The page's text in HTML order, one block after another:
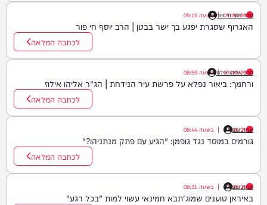
הרב יוסף חי פור
07/08/26
| בשעה 09:15
האגרוף שסגרת יפגע בך ישר בבטן | הרב יוסף חי פור
לכתבה המלאה
הרב אליהו אילוז
07/08/26
| בשעה 08:59
ורחמך: ביאור נפלא על פרשת עיר הנידחת | הג"ר אליהו אילוז
לכתבה המלאה
יצחק כהן
07/08/26
| בשעה 08:44
גורמים במוסד נגד גופמן: "הגיע עם פתק מנתניהו?"
לכתבה המלאה
יצחק כהן
07/08/26
| בשעה 08:31
באיראן טוענים שמוג'תבא חמינאי עשוי למות "בכל רגע"